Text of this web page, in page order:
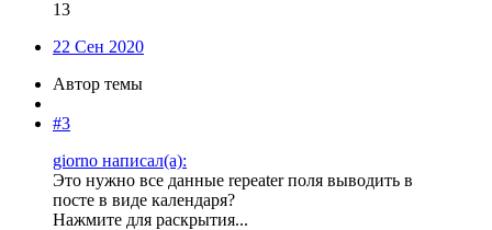
13
22 Сен 2020
Автор темы
#3
giorno написал(а):
Это нужно все данные repeater поля выводить в
посте в виде календаря?
Нажмите для раскрытия...